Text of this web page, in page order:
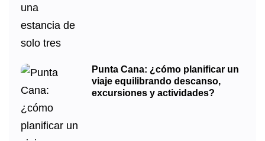
Punta Cana: ¿cómo planificar un
viaje equilibrando descanso,
excursiones y actividades?